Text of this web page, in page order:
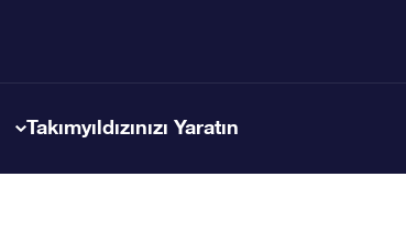
Takımyıldızınızı Yaratın